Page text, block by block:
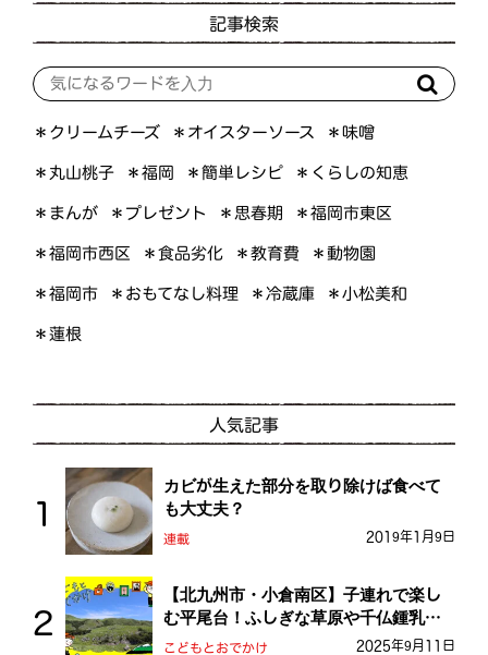
記事検索
＊クリームチーズ ＊オイスターソース ＊味噌
＊丸山桃子 ＊福岡 ＊簡単レシピ ＊くらしの知恵
＊まんが ＊プレゼント ＊思春期 ＊福岡市東区
＊福岡市西区 ＊食品劣化 ＊教育費 ＊動物園
＊福岡市 ＊おもてなし料理 ＊冷蔵庫 ＊小松美和
＊蓮根
人気記事
カビが生えた部分を取り除けば食べて
も大丈夫？
連載 2019年1月9日
【北九州市・小倉南区】子連れで楽し
む平尾台！ふしぎな草原や千仏鍾乳洞
を探検しよう！
こどもとおでかけ 2025年9月11日